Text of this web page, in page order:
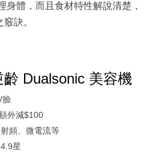
身體，而且食材特性解說清楚，
訣。
Dualsonic 美容機
臉
外減$100
頻、微電流等
星